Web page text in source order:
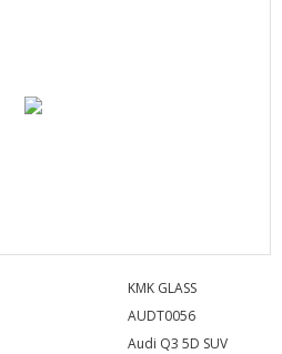
KMK GLASS
AUDT0056
Audi Q3 5D SUV